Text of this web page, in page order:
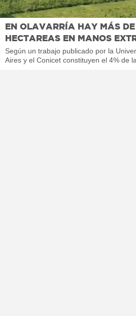
EN OLAVARRÍA HAY MÁS
HECTAREAS EN MANOS
Según un trabajo publicado por la
Aires y el Conicet constituyen el 4% de